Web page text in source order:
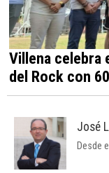
Villena celebra
del Rock con
José